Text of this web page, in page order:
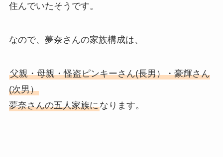
住んでいたそうです。
なので、夢奈さんの家族構成は、
父親・母親・怪盗ピンキーさん(長男）・豪輝さん
(次男）
夢奈さんの五人家族になります。